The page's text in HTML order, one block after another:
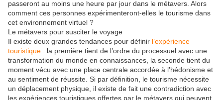
passeront au moins une heure par jour dans le métavers. Alors
comment ces personnes expérimenteront-elles le tourisme dans
cet environnement virtuel ?
Le métavers pour susciter le voyage
Il existe deux grandes tendances pour définir l’expérience
touristique : la première tient de l’ordre du processuel avec une
transformation du monde en connaissances, la seconde tient du
moment vécu avec une place centrale accordée à l’hédonisme et
au sentiment de réussite. Si par définition, le tourisme nécessite
un déplacement physique, il existe de fait une contradiction avec
les expériences touristiques offertes par le métavers qui peuvent